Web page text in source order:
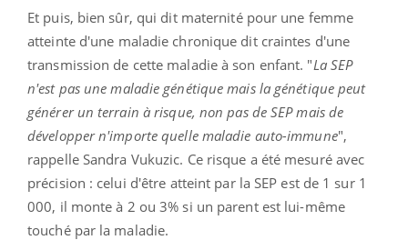
Et puis, bien sûr, qui dit maternité pour une femme
atteinte d'une maladie chronique dit craintes d'une
transmission de cette maladie à son enfant. "La SEP
n'est pas une maladie génétique mais la génétique peut
générer un terrain à risque, non pas de SEP mais de
développer n'importe quelle maladie auto-immune",
rappelle Sandra Vukuzic. Ce risque a été mesuré avec
précision : celui d'être atteint par la SEP est de 1 sur 1
000, il monte à 2 ou 3% si un parent est lui-même
touché par la maladie.